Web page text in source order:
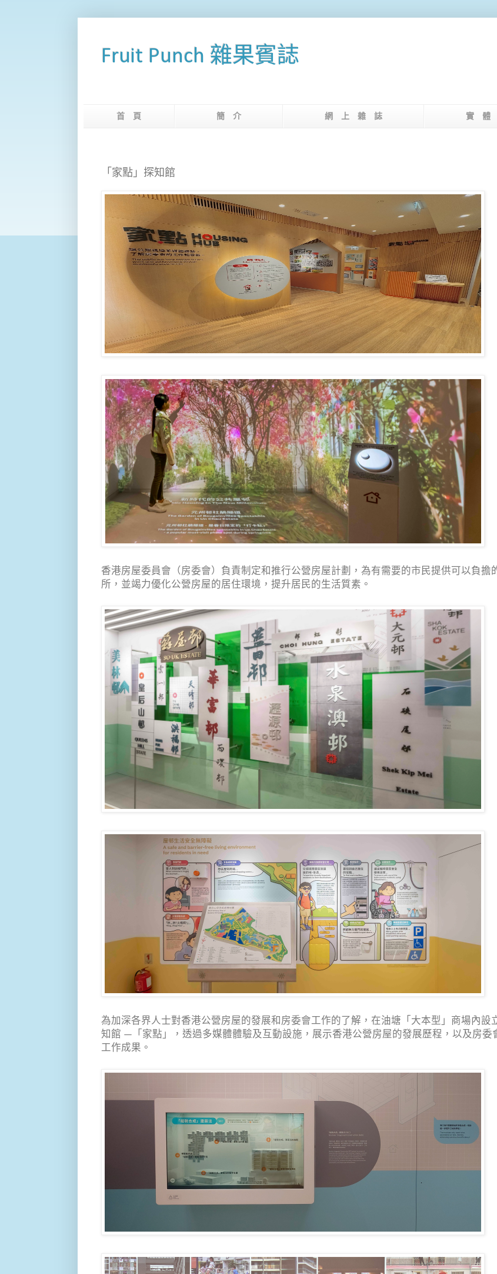
Fruit Punch 雜果賓誌
首 頁 簡 介 網 上 雜 誌 實 體
「家點」探知館
香港房屋委員會（房委會）負責制定和推行公營房屋計劃，為有需要的市民提供可以負擔
所，並竭力優化公營房屋的居住環境，提升居民的生活質素。
為加深各界人士對香港公營房屋的發展和房委會工作的了解，在油塘「大本型」商場內設
知館 —「家點」，透過多媒體體驗及互動設施，展示香港公營房屋的發展歷程，以及房委
工作成果。